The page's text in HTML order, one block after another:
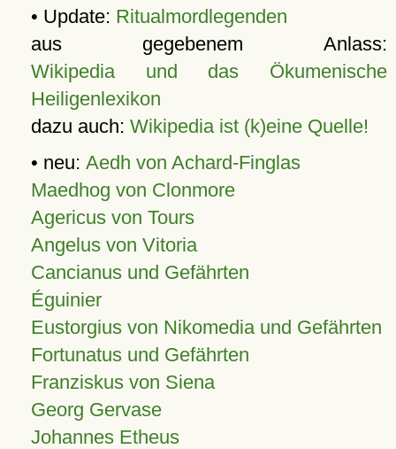
• Update: Ritualmordlegenden
aus gegebenem Anlass:
Wikipedia und das Ökumenische
Heiligenlexikon
dazu auch: Wikipedia ist (k)eine Quelle!
• neu: Aedh von Achard-Finglas
Maedhog von Clonmore
Agericus von Tours
Angelus von Vitoria
Cancianus und Gefährten
Éguinier
Eustorgius von Nikomedia und Gefährten
Fortunatus und Gefährten
Franziskus von Siena
Georg Gervase
Johannes Etheus